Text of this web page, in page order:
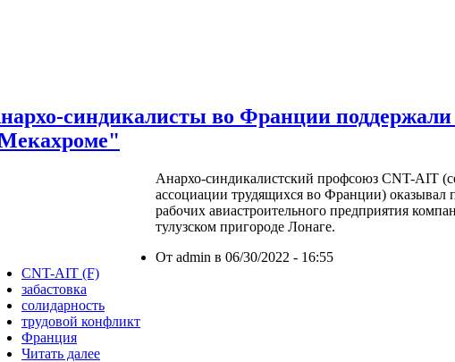
синдикалисты во Франции поддержали
Анархо-синдикалистский профсоюз CNT-AIT
ассоциации трудящихся во Франции) оказывал
рабочих авиастроительного предприятия
тулузском пригороде Лонаге.
От admin в 06/30/2022 - 16:55
CNT-AIT (F)
забастовка
солидарность
трудовой конфликт
Франция
Читать далее